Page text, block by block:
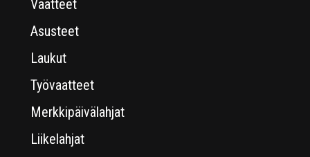
Vaatteet
Asusteet
Laukut
Työvaatteet
Merkkipäivälahjat
Liikelahjat